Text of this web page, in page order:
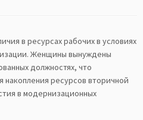
в ресурсах рабочих в условиях
Женщины вынуждены
должностях, что
накопления ресурсов вторичной
в модернизационных